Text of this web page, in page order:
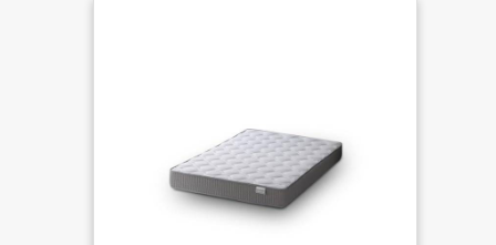
monture F (via l'adaptateur FTZ) Distance focale
max: 70.0 millimètres